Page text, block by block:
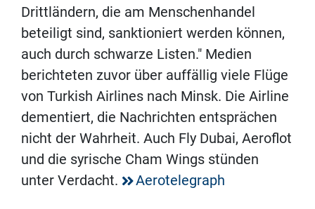
Drittländern, die am Menschenhandel
beteiligt sind, sanktioniert werden können,
auch durch schwarze Listen." Medien
berichteten zuvor über auffällig viele Flüge
von Turkish Airlines nach Minsk. Die Airline
dementiert, die Nachrichten entsprächen
nicht der Wahrheit. Auch Fly Dubai, Aeroflot
und die syrische Cham Wings stünden
unter Verdacht.
Aerotelegraph